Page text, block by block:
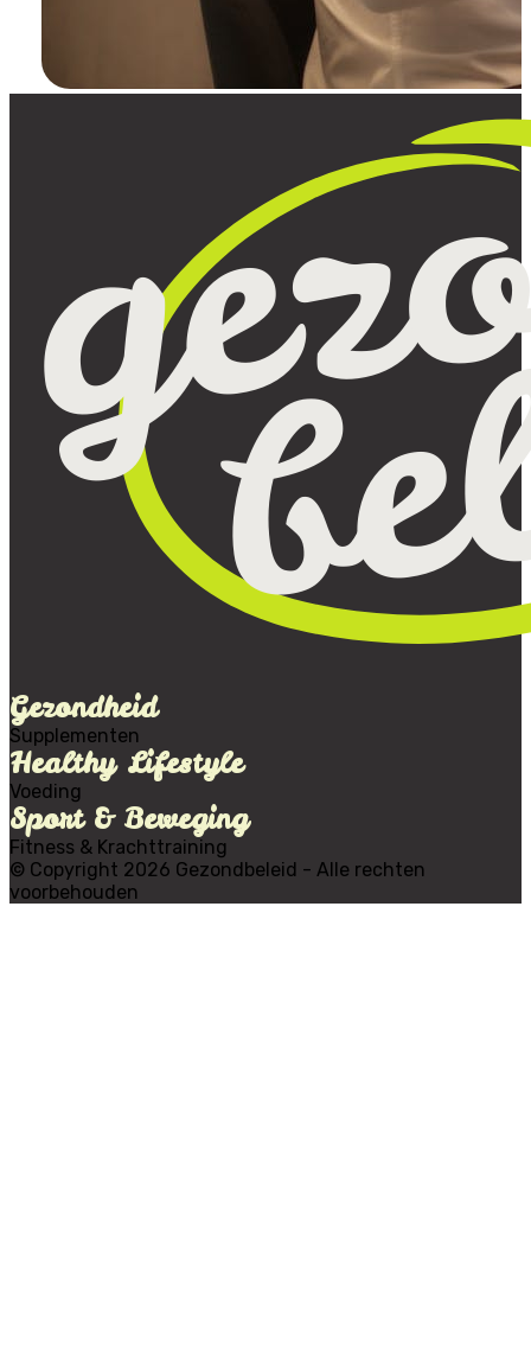
Gezondheid
Supplementen
Healthy Lifestyle
Voeding
Sport & Beweging
Fitness & Krachttraining
© Copyright 2026 Gezondbeleid - Alle rechten
voorbehouden